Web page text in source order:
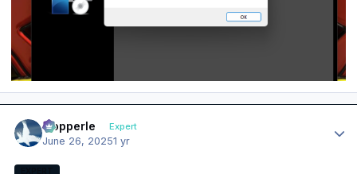
mopperle Expert
June 26, 20251 yr